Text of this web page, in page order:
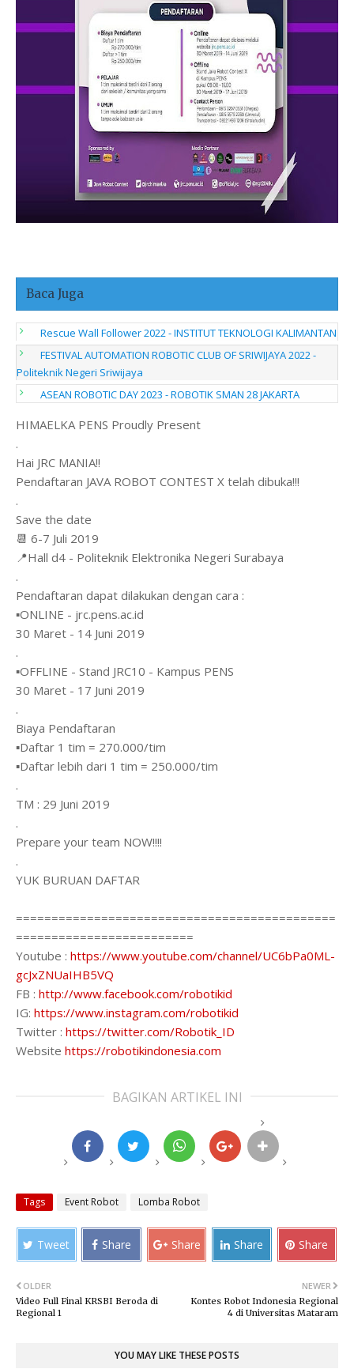
Baca Juga
Rescue Wall Follower 2022 - INSTITUT TEKNOLOGI KALIMANTAN
FESTIVAL AUTOMATION ROBOTIC CLUB OF SRIWIJAYA 2022 -
Politeknik Negeri Sriwijaya
ASEAN ROBOTIC DAY 2023 - ROBOTIK SMAN 28 JAKARTA
HIMAELKA PENS Proudly Present
.
Hai JRC MANIA!!
Pendaftaran JAVA ROBOT CONTEST X telah dibuka!!!
.
Save the date
📆 6-7 Juli 2019
📍Hall d4 - Politeknik Elektronika Negeri Surabaya
.
Pendaftaran dapat dilakukan dengan cara :
▪ONLINE - jrc.pens.ac.id
30 Maret - 14 Juni 2019
.
▪OFFLINE - Stand JRC10 - Kampus PENS
30 Maret - 17 Juni 2019
.
Biaya Pendaftaran
▪Daftar 1 tim = 270.000/tim
▪Daftar lebih dari 1 tim = 250.000/tim
.
TM : 29 Juni 2019
.
Prepare your team NOW!!!!
.
YUK BURUAN DAFTAR
=============================================
=========================
Youtube : https://www.youtube.com/channel/UC6bPa0ML-
gcJxZNUaIHB5VQ
FB : http://www.facebook.com/robotikid
IG: https://www.instagram.com/robotikid
Twitter : https://twitter.com/Robotik_ID
Website https://robotikindonesia.com
BAGIKAN ARTIKEL INI
Tags Event Robot Lomba Robot
Tweet Share Share Share Share
NEWER
Kontes Robot Indonesia Regional
4 di Universitas Mataram
OLDER
Video Full Final KRSBI Beroda di
Regional 1
YOU MAY LIKE THESE POSTS